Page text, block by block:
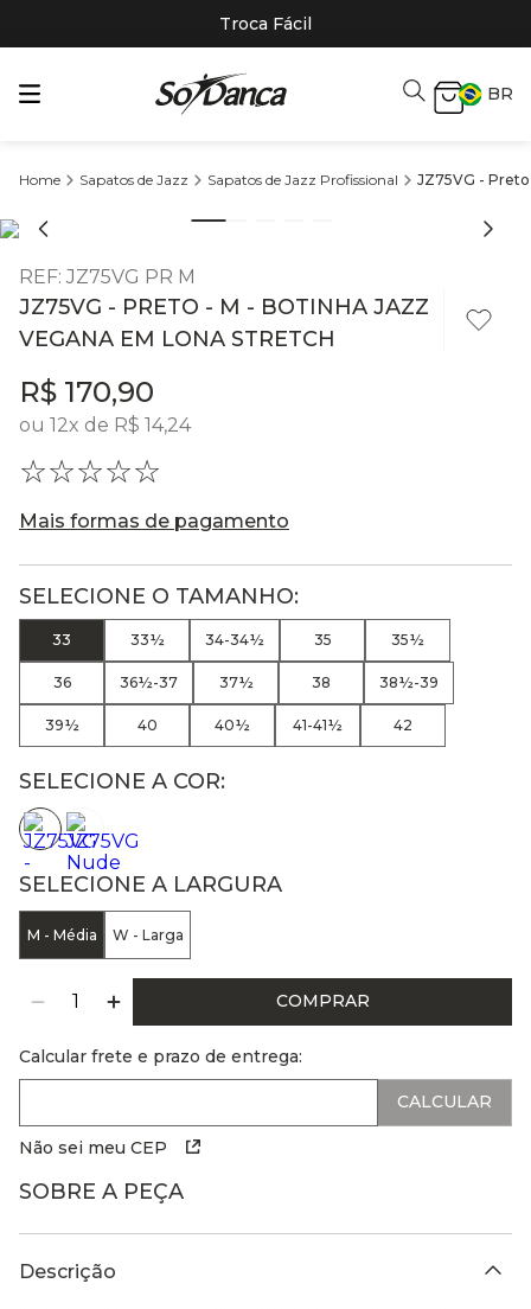
Troca Fácil
BR
Sapatos de Jazz Sapatos de Jazz Profissional JZ75VG -
REF: JZ75VG PR M
JZ75VG - PRETO - M - BOTINHA JAZZ
VEGANA EM LONA STRETCH
R$ 170,90
ou 12x de R$ 14,24
☆☆☆☆☆
Mais formas de pagamento
33 33½ 34-34½ 35 35½
36 36½-37 37½ 38 38½-39
39½ 40 40½ 41-41½ 42
SELECIONE A COR:
SELECIONE A LARGURA
M - Média W - Larga
COMPRAR
Calcular frete e prazo de entrega:
Não sei meu CEP
SOBRE A PEÇA
Descrição